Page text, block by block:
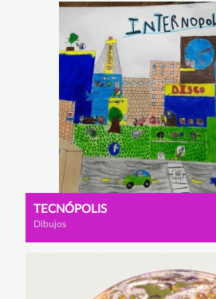
TECNÓPOLIS
Dibujos